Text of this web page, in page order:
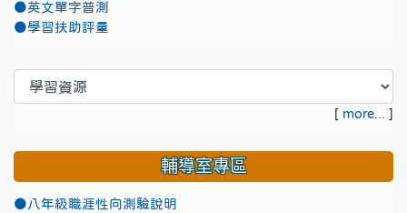
●英文單字普測
●學習扶助評量
[ more... ]
輔導室專區
●八年級職涯性向測驗說明